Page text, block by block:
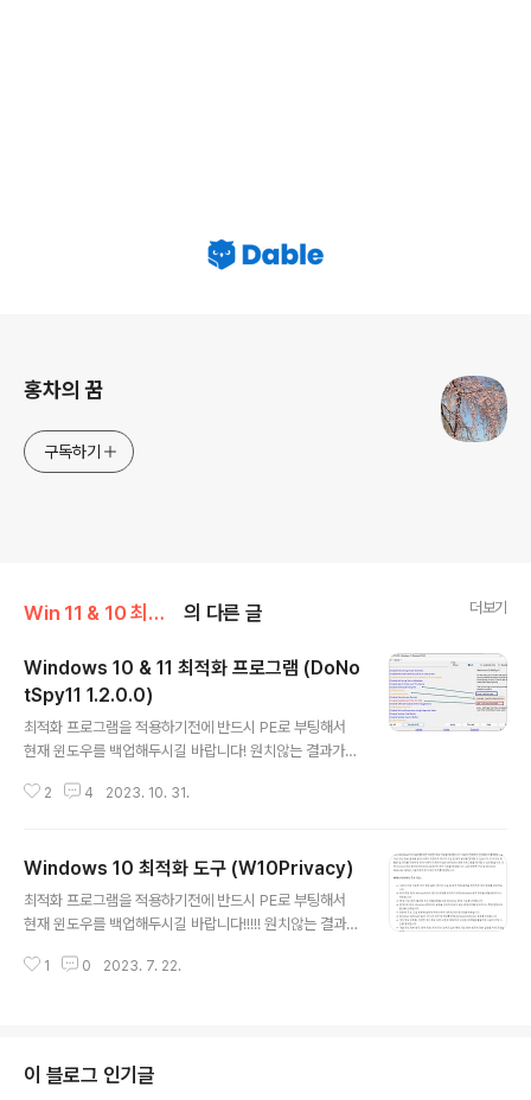
홍차의 꿈
구독하기
Win 11 & 10 최적화 프로그램 의 다른 글 더보기
Windows 10 & 11 최적화 프로그램 (DoNo
tSpy11 1.2.0.0)
최적화 프로그램을 적용하기전에 반드시 PE로 부팅해서
현재 윈도우를 백업해두시길 바랍니다! 원치않는 결과가
용하시고, 이게 뭐가 뭔지 모르는 분들은 건너뛰시길 바랍
는 분들은 사용하지 마시구요.... 어느 정도 이해가 되시는
분들은 되도록이면 파란색만 체크해서 적용하시길 바랍니
다. (만일의 경우에 대비해서 반드시 윈도우 백업해두시고
오랜지 색 글자 항목 = 잘 읽어보고 결정 붉은 색 글자 항목
2 4 2023. 10. 31.
Windows 10 최적화 도구 (W10Privacy)
최적화 프로그램을 적용하기전에 반드시 PE로 부팅해서
현재 윈도우를 백업해두시길 바랍니다!!!!! 원치않는 결과가
용하시고, 이게 뭐가 뭔지 모르는 분들은 건너뛰시길 바랍
다운로드: W10프라이버시 4.1.2.4 | 2.4MB(프리웨어)
보기: W10Privacy 홈페이지
1 0 2023. 7. 22.
이 블로그 인기글